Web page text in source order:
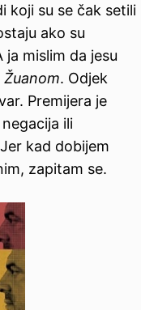
koji su se čak setili
ako su
ja mislim da jesu
Žuanom. Odjek
Premijera je
ili
kad dobijem
zapitam se.